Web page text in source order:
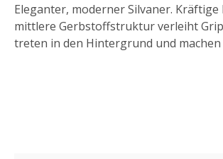
Eleganter, moderner Silvaner.
mittlere Gerbstoffstruktur verleiht
treten in den Hintergrund und